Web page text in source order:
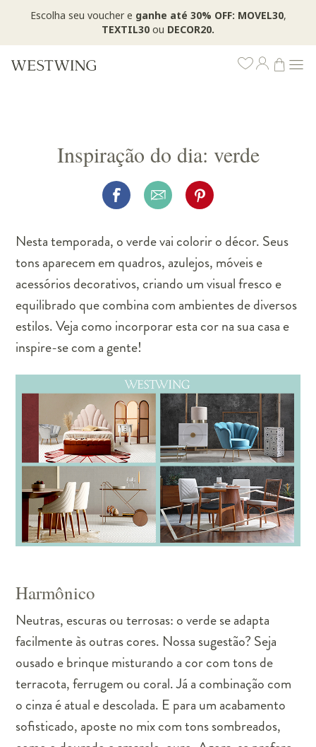
Escolha seu voucher e ganhe até 30% OFF: MOVEL30,
TEXTIL30 ou DECOR20.
Inspiração do dia: verde
Nesta temporada, o verde vai colorir o décor. Seus
tons aparecem em quadros, azulejos, móveis e
acessórios decorativos, criando um visual fresco e
equilibrado que combina com ambientes de diversos
estilos. Veja como incorporar esta cor na sua casa e
inspire-se com a gente!
Harmônico
Neutras, escuras ou terrosas: o verde se adapta
facilmente às outras cores. Nossa sugestão? Seja
ousado e brinque misturando a cor com tons de
terracota, ferrugem ou coral. Já a combinação com
o cinza é atual e descolada. E para um acabamento
sofisticado, aposte no mix com tons sombreados,